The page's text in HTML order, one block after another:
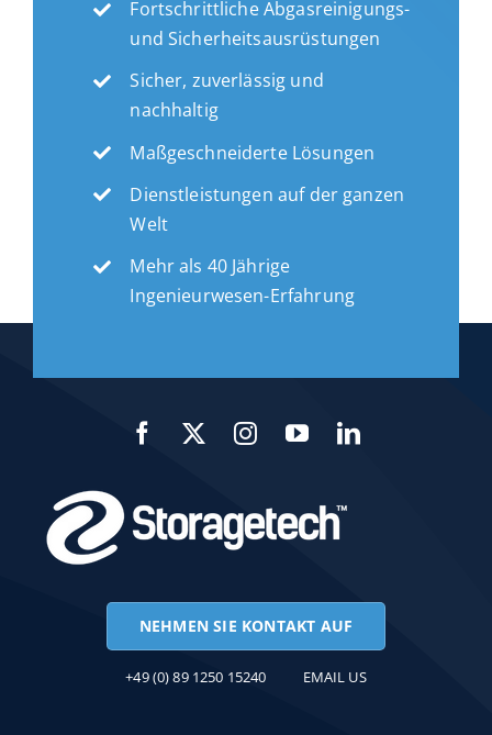
Fortschrittliche Abgasreinigungs-
und Sicherheitsausrüstungen
Sicher, zuverlässig und
nachhaltig
Maßgeschneiderte Lösungen
Dienstleistungen auf der ganzen
Welt
Mehr als 40 Jährige
Ingenieurwesen-Erfahrung
NEHMEN SIE KONTAKT AUF
+49 (0) 89 1250 15240 EMAIL US